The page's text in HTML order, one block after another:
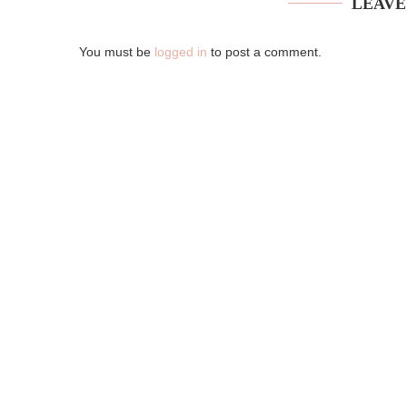
You must be logged in to post a comment.